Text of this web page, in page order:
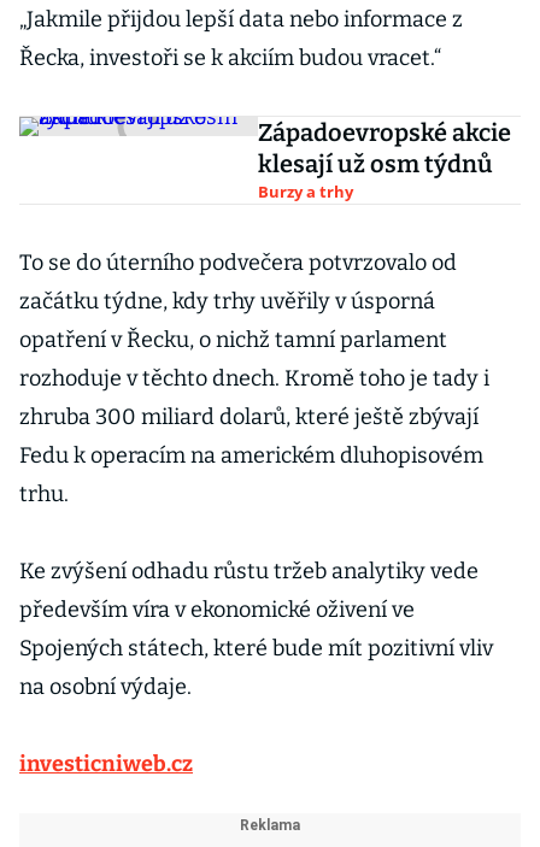
„Jakmile přijdou lepší data nebo informace z
Řecka, investoři se k akciím budou vracet.“
Západoevropské akcie
klesají už osm týdnů
Burzy a trhy
To se do úterního podvečera potvrzovalo od
začátku týdne, kdy trhy uvěřily v úsporná
opatření v Řecku, o nichž tamní parlament
rozhoduje v těchto dnech. Kromě toho je tady i
zhruba 300 miliard dolarů, které ještě zbývají
Fedu k operacím na americkém dluhopisovém
trhu.
Ke zvýšení odhadu růstu tržeb analytiky vede
především víra v ekonomické oživení ve
Spojených státech, které bude mít pozitivní vliv
na osobní výdaje.
investicniweb.cz